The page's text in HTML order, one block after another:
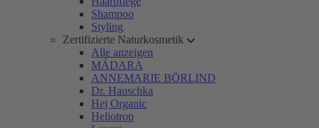
Shampoo
Styling
Zertifizierte Naturkosmetik
Alle anzeigen
MÁDARA
ANNEMARIE BÖRLIND
Dr. Hauschka
Hej Organic
Heliotrop